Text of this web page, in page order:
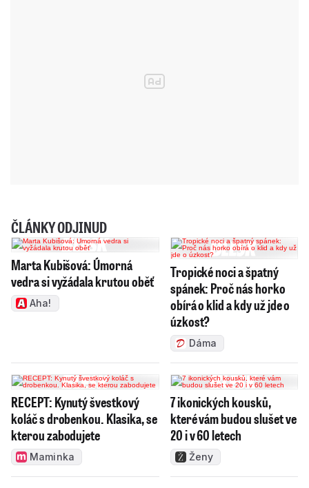
ČLÁNKY ODJINUD
Marta Kubišová: Úmorná
vedra si vyžádala krutou oběť
Aha!
Tropické noci a špatný
spánek: Proč nás horko
obírá o klid a kdy už jde o
úzkost?
Dáma
RECEPT: Kynutý švestkový
koláč s drobenkou. Klasika, se
kterou zabodujete
Maminka
7 ikonických kousků,
které vám budou slušet ve
20 i v 60 letech
Ženy